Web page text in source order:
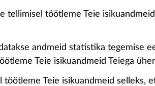
tellimisel töötleme Teie
andmeid statistika tegemise
Teie isikuandmeid Teiega
Teie isikuandmeid selleks,